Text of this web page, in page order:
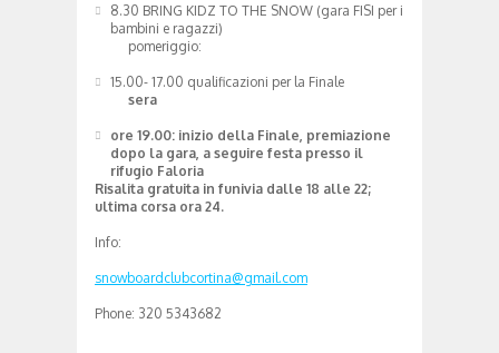
8.30 BRING KIDZ TO THE SNOW (gara FISI per i
bambini e ragazzi)
pomeriggio:
15.00- 17.00 qualificazioni per la Finale
sera
ore 19.00: inizio della Finale, premiazione
dopo la gara, a seguire festa presso il
rifugio Faloria
Risalita gratuita in funivia dalle 18 alle 22;
ultima corsa ora 24.
Info:
snowboardclubcortina@gmail.com
Phone: 320 5343682